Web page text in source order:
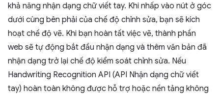
khả năng nhận dạng chữ viết tay. Khi nhấp vào nút ở góc
dưới cùng bên phải của chế độ chỉnh sửa, bạn sẽ kích
hoạt chế độ vẽ. Khi bạn hoàn tất việc vẽ, thành phần
web sẽ tự động bắt đầu nhận dạng và thêm văn bản đã
nhận dạng trở lại chế độ kiểm soát chỉnh sửa. Nếu
Handwriting Recognition API (API Nhận dạng chữ viết
tay) hoàn toàn không được hỗ trợ hoặc nền tảng không